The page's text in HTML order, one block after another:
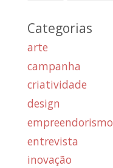
Categorias
arte
campanha
criatividade
design
empreendorismo
entrevista
inovação